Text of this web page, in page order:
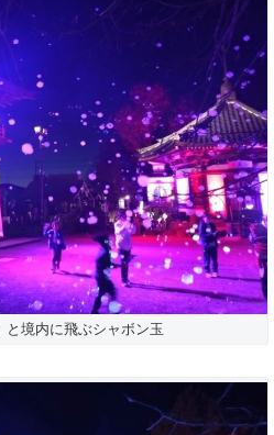
と境内に飛ぶシャボン玉